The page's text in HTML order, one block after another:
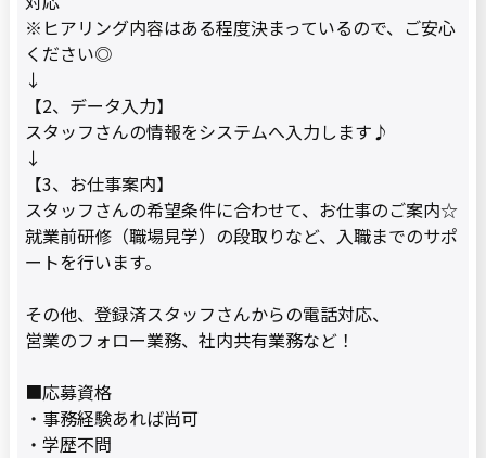
※ヒアリング内容はある程度決まっているので、ご安心
ください◎
↓
【2、データ入力】
スタッフさんの情報をシステムへ入力します♪
↓
【3、お仕事案内】
スタッフさんの希望条件に合わせて、お仕事のご案内☆
就業前研修（職場見学）の段取りなど、入職までのサポ
ートを行います。
その他、登録済スタッフさんからの電話対応、
営業のフォロー業務、社内共有業務など！
■応募資格
・事務経験あれば尚可
・学歴不問